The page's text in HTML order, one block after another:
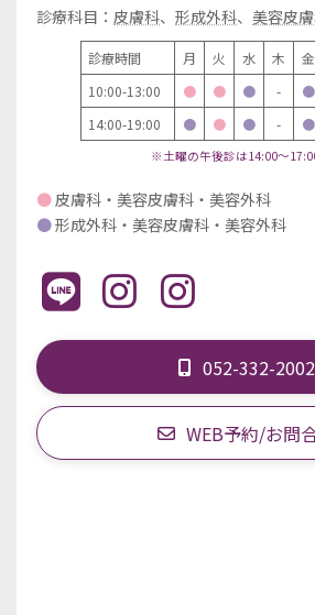
診療科目： 皮膚科、 形成外科、 美容皮
診療時間 月 火 水 木 金
10:00-13:00
● ● ● - ●
14:00-19:00
● ● ● - ●
※土曜の午後診は14:00～
●皮膚科・美容皮膚科・美容外科
●形成外科・美容皮膚科・美容外科
052-332-2002
WEB予約/お問